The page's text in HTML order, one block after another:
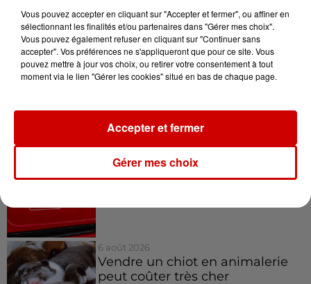
d’animation produit par Pixar :
Coco . Au Mexique, le
jeune Miguel veut devenir musicien, mais la musique
est bannie dans sa famille. Il va alors entrer dans le
Pays de Morts afin de découvrir la raison de cette
interdiction.Cocoavait remporté en 2018 l’Oscar du
Infos
Un homme décède après une
noyade dans le Finistère
6 août 2026
Vendre un chiot en animalerie
peut coûter très cher
Vous pouvez accepter en cliquant sur "Accepter et fermer", ou affiner en
sélectionnant les finalités et/ou partenaires dans "Gérer mes choix".
Vous pouvez également refuser en cliquant sur "Continuer sans
accepter". Vos préférences ne s'appliqueront que pour ce site. Vous
pouvez mettre à jour vos choix, ou retirer votre consentement à tout
moment via le lien "Gérer les cookies" situé en bas de chaque page.
Gérer mes choix
Accepter et fermer